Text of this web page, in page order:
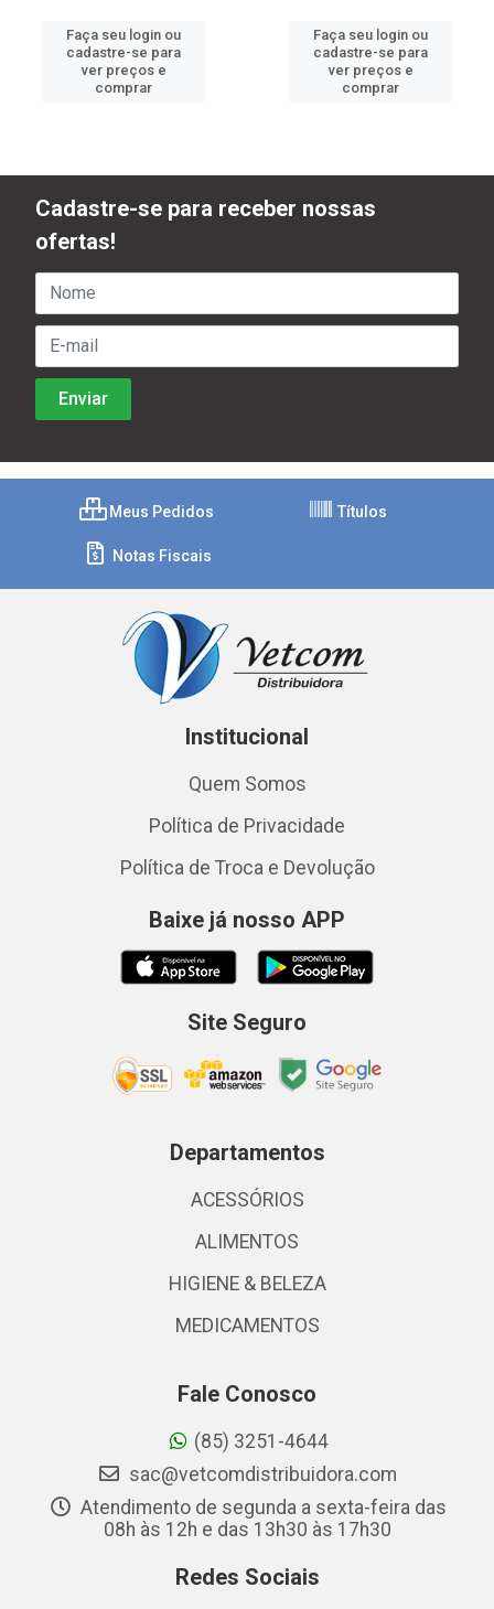
Faça seu login ou
cadastre-se para
ver preços e
comprar
Faça seu login ou
cadastre-se para
ver preços e
comprar
Cadastre-se para receber nossas
ofertas!
Meus Pedidos Títulos
Notas Fiscais
Institucional
Quem Somos
Política de Privacidade
Política de Troca e Devolução
Baixe já nosso APP
Site Seguro
Departamentos
ACESSÓRIOS
ALIMENTOS
HIGIENE & BELEZA
MEDICAMENTOS
Fale Conosco
(85) 3251-4644
sac@vetcomdistribuidora.com
Atendimento de segunda a sexta-feira das
08h às 12h e das 13h30 às 17h30
Redes Sociais